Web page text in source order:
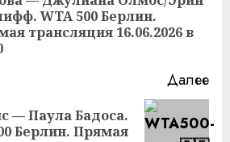
WTA 500 Берлин.
трансляция 16.06.2026 в
Далее
— Паула Бадоса.
Берлин. Прямая